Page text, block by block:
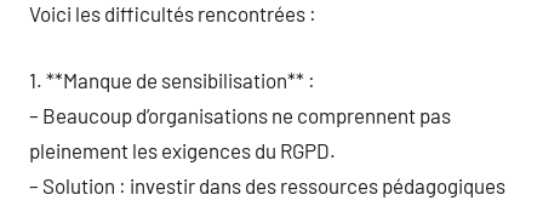
Voici les difficultés rencontrées :
1. **Manque de sensibilisation** :
– Beaucoup d’organisations ne comprennent pas
pleinement les exigences du RGPD.
– Solution : investir dans des ressources pédagogiques